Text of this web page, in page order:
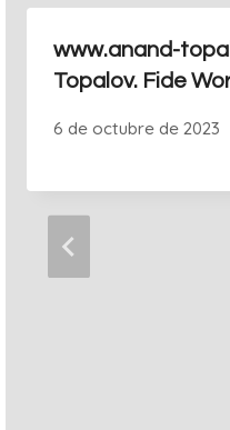
www.anand-
Topalov. Fide
6 de octubre de 2023